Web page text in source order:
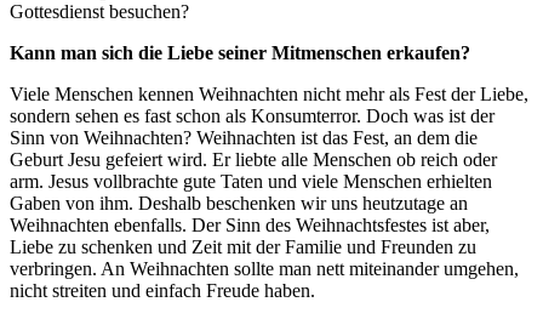
Gottesdienst besuchen?
Kann man sich die Liebe seiner Mitmenschen erkaufen?
Viele Menschen kennen Weihnachten nicht mehr als Fest der Liebe,
sondern sehen es fast schon als Konsumterror. Doch was ist der
Sinn von Weihnachten? Weihnachten ist das Fest, an dem die
Geburt Jesu gefeiert wird. Er liebte alle Menschen ob reich oder
arm. Jesus vollbrachte gute Taten und viele Menschen erhielten
Gaben von ihm. Deshalb beschenken wir uns heutzutage an
Weihnachten ebenfalls. Der Sinn des Weihnachtsfestes ist aber,
Liebe zu schenken und Zeit mit der Familie und Freunden zu
verbringen. An Weihnachten sollte man nett miteinander umgehen,
nicht streiten und einfach Freude haben.